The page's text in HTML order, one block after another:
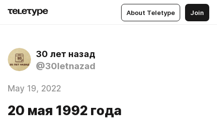
About Teletype Join
30 лет назад
@30letnazad
May 19, 2022
20 мая 1992 года